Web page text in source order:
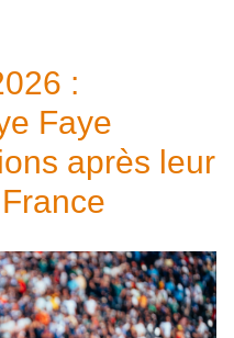
:
Faye
après leur